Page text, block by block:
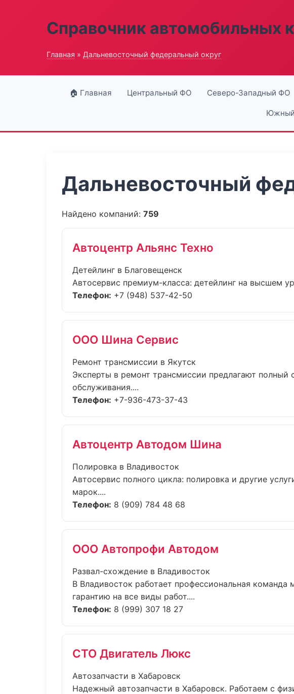
Справочник автомобильных
Главная » Дальневосточный федеральный округ
🏠 Главная Центральный ФО Северо-Западный ФО
Дальневосточный
Найдено компаний: 759
Автоцентр Альянс Техно
Детейлинг в Благовещенск
Автосервис премиум-класса: детейлинг на высшем
Телефон: +7 (948) 537-42-50
ООО Шина Сервис
Ремонт трансмиссии в Якутск
Эксперты в ремонт трансмиссии предлагают
обслуживания....
Телефон: +7-936-473-37-43
Автоцентр Автодом Шина
Полировка в Владивосток
Автосервис полного цикла: полировка и другие
марок....
Телефон: 8 (909) 784 48 68
ООО Автопрофи Автодом
Развал-схождение в Владивосток
В Владивосток работает профессиональная
гарантию на все виды работ....
Телефон: 8 (999) 307 18 27
СТО Двигатель Люкс
Автозапчасти в Хабаровск
Надежный автозапчасти в Хабаровск. Работаем с